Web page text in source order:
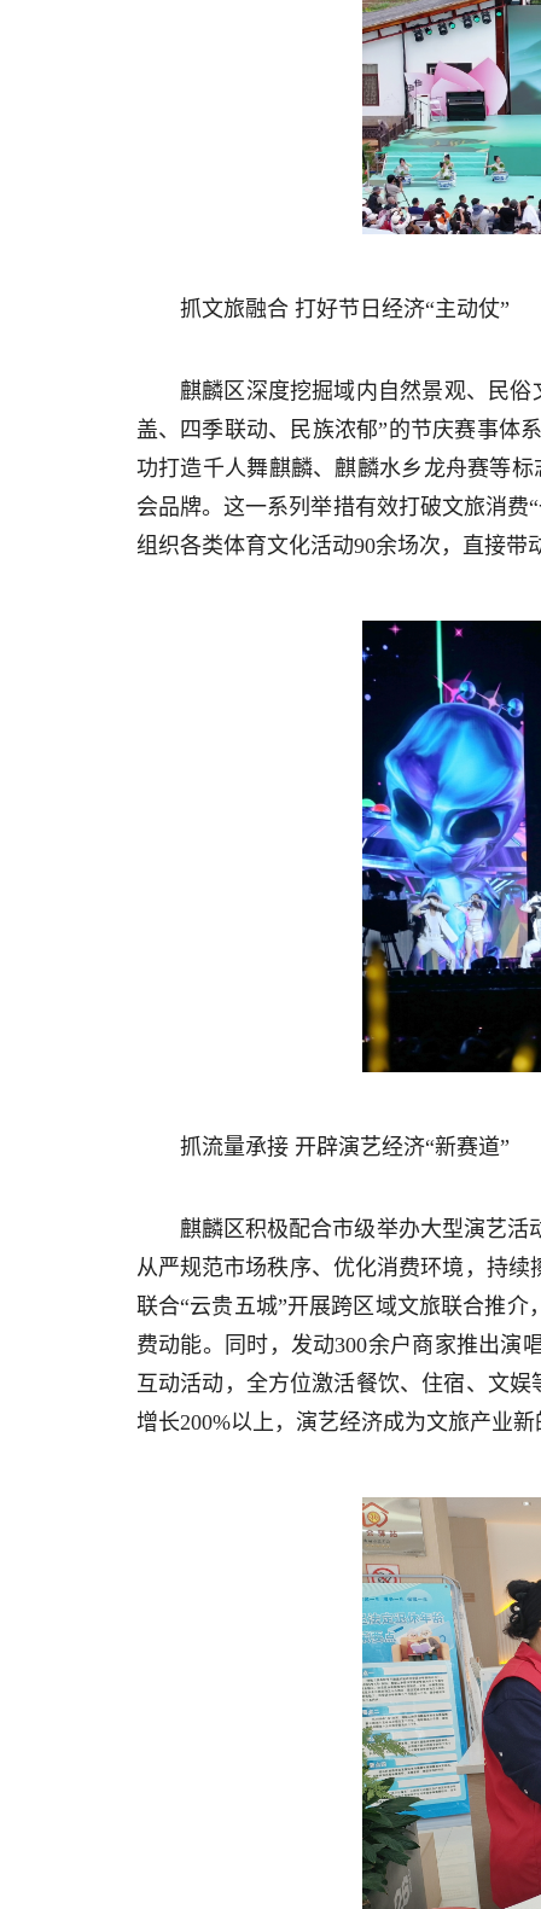
抓文旅融合 打好节日经济“主动仗”
麒麟区深度挖掘域内自然景观、民
盖、四季联动、民族浓郁”的节庆赛事体
功打造千人舞麒麟、麒麟水乡龙舟赛等
会品牌。这一系列举措有效打破文旅消费
组织各类体育文化活动90余场次，直接
抓流量承接 开辟演艺经济“新赛道”
麒麟区积极配合市级举办大型演艺活
从严规范市场秩序、优化消费环境，持
联合“云贵五城”开展跨区域文旅联合推
费动能。同时，发动300余户商家推出演
互动活动，全方位激活餐饮、住宿、文
增长200%以上，演艺经济成为文旅产业